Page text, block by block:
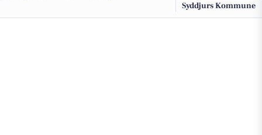
Syddjurs Kommune